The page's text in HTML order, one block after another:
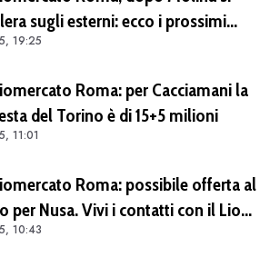
sugli esterni: ecco i prossimi
19:25
Roma: per Cacciamani la
del Torino è di 15+5 milioni
11:01
Roma: possibile offerta al
per Nusa. Vivi i contatti con il Lione
10:43